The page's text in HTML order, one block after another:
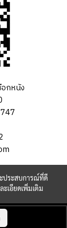
กหนัง
reversed.
ประสบการณ์ที่ดี
ะเอียดเพิ่มเติม